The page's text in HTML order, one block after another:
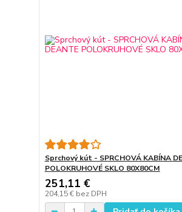
Sprchový kút - SPRCHOVÁ KABÍNA
POLOKRUHOVÉ SKLO 80X80CM
251,11 €
204,15 € bez DPH